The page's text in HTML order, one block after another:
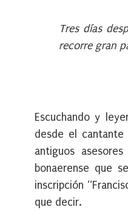
Tres días
recorre gran
Escuchando y
desde el cantante
antiguos
bonaerense que
inscripción
que decir.